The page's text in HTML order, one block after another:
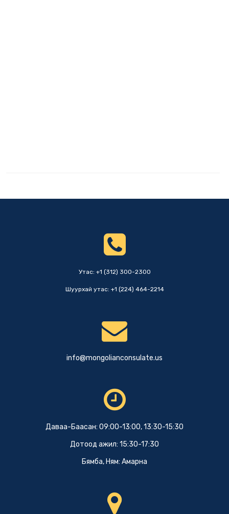
Утас: +1 (312) 300-2300
Шуурхай утас: +1 (224) 464-2214
info@mongolianconsulate.us
Даваа-Баасан: 09:00-13:00, 13:30-15:30
Дотоод ажил: 15:30-17:30
Бямба, Ням: Амарна